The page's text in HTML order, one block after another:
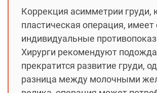
Коррекция асимметрии груди,
пластическая операция,
индивидуальные
Хирурги рекомендуют
прекратится развитие груди,
разница между молочными